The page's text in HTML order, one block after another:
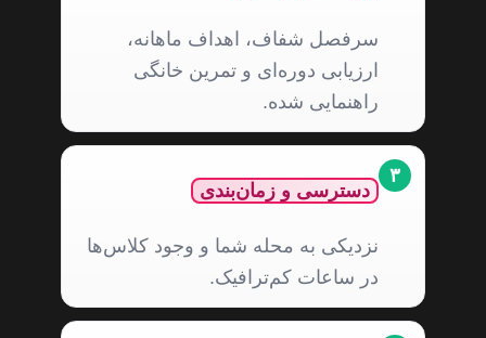
سرفصل شفاف، اهداف ماهانه،
ارزیابی دوره‌ای و تمرین خانگی
راهنمایی شده.
۳
دسترسی و زمان‌بندی
نزدیکی به محله شما و وجود کلاس‌ها
در ساعات کم‌ترافیک.